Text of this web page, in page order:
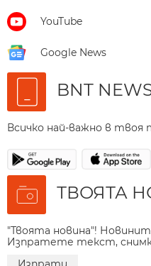
YouTube
Google News
BNT
Всичко най-важно в твоя
ТВОЯТА
"Твоята новина"!
Изпратете текст,